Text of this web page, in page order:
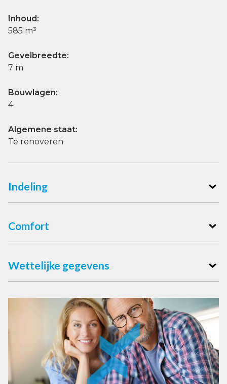
Inhoud:
585 m³
Gevelbreedte:
7 m
Bouwlagen:
4
Algemene staat:
Te renoveren
Indeling
Comfort
Wettelijke gegevens